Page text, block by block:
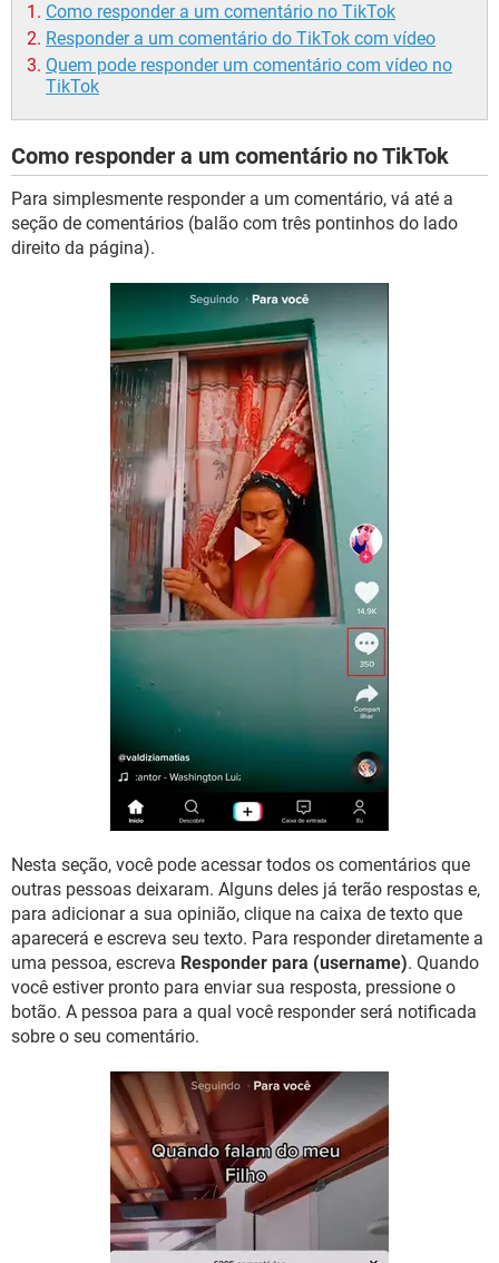
Como responder a um comentário no TikTok
Responder a um comentário do TikTok com vídeo
Quem pode responder um comentário com vídeo no
TikTok
Como responder a um comentário no TikTok
Para simplesmente responder a um comentário, vá até a
seção de comentários (balão com três pontinhos do lado
direito da página).
Nesta seção, você pode acessar todos os comentários que
outras pessoas deixaram. Alguns deles já terão respostas e,
para adicionar a sua opinião, clique na caixa de texto que
aparecerá e escreva seu texto. Para responder diretamente a
uma pessoa, escreva Responder para (username). Quando
você estiver pronto para enviar sua resposta, pressione o
botão. A pessoa para a qual você responder será notificada
sobre o seu comentário.